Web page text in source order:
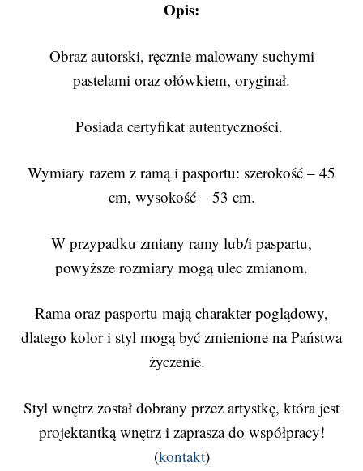
Opis:
Obraz autorski, ręcznie malowany suchymi
pastelami oraz ołówkiem, oryginał.
Posiada certyfikat autentyczności.
Wymiary razem z ramą i pasportu: szerokość – 45
cm, wysokość – 53 cm.
W przypadku zmiany ramy lub/i paspartu,
powyższe rozmiary mogą ulec zmianom.
Rama oraz pasportu mają charakter poglądowy,
dlatego kolor i styl mogą być zmienione na Państwa
życzenie.
Styl wnętrz został dobrany przez artystkę, która jest
projektantką wnętrz i zaprasza do współpracy!
(kontakt)